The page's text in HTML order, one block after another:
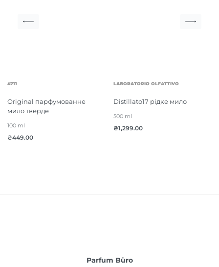
4711
Original парфумованне
мило тверде
100 ml
₴449.00
LABORATORIO OLFATTIVO
Distillato17 рідке мило
500 ml
₴1,299.00
Parfum Büro